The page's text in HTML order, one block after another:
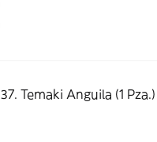
37. Temaki Anguila (1 Pza.)